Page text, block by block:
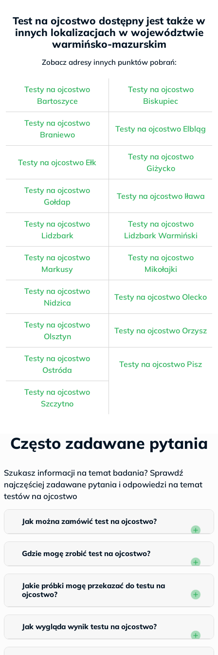
Test na ojcostwo dostępny jest także w
innych lokalizacjach w województwie
warmińsko-mazurskim
Zobacz adresy innych punktów pobrań:
Testy na ojcostwo
Bartoszyce
Testy na ojcostwo
Biskupiec
Testy na ojcostwo
Braniewo
Testy na ojcostwo Elbląg
Testy na ojcostwo Ełk
Testy na ojcostwo
Giżycko
Testy na ojcostwo
Gołdap
Testy na ojcostwo Iława
Testy na ojcostwo
Lidzbark
Testy na ojcostwo
Lidzbark Warmiński
Testy na ojcostwo
Markusy
Testy na ojcostwo
Mikołajki
Testy na ojcostwo
Nidzica
Testy na ojcostwo Olecko
Testy na ojcostwo
Olsztyn
Testy na ojcostwo Orzysz
Testy na ojcostwo
Ostróda
Testy na ojcostwo Pisz
Testy na ojcostwo
Szczytno
Często zadawane pytania
Szukasz informacji na temat badania? Sprawdź
najczęściej zadawane pytania i odpowiedzi na temat
testów na ojcostwo
Jak można zamówić test na ojcostwo?
Gdzie mogę zrobić test na ojcostwo?
Jakie próbki mogę przekazać do testu na
ojcostwo?
Jak wygląda wynik testu na ojcostwo?